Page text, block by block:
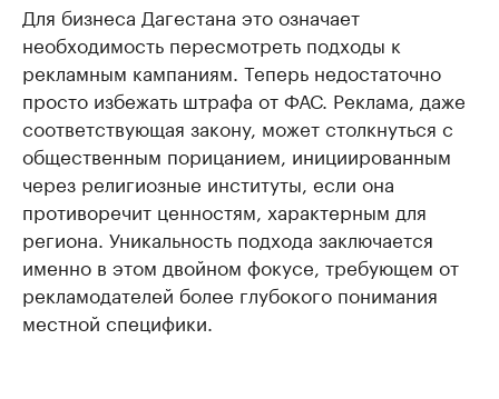
Для бизнеса Дагестана это означает
необходимость пересмотреть подходы к
рекламным кампаниям. Теперь недостаточно
просто избежать штрафа от ФАС. Реклама, даже
соответствующая закону, может столкнуться с
общественным порицанием, инициированным
через религиозные институты, если она
противоречит ценностям, характерным для
региона. Уникальность подхода заключается
именно в этом двойном фокусе, требующем от
рекламодателей более глубокого понимания
местной специфики.